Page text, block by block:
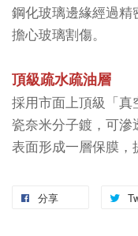
鋼化玻璃邊緣經過
擔心玻璃割傷。
頂級疏水疏油層
採用市面上頂級「
瓷奈米分子鍍，可
表面形成一層保膜，
分享